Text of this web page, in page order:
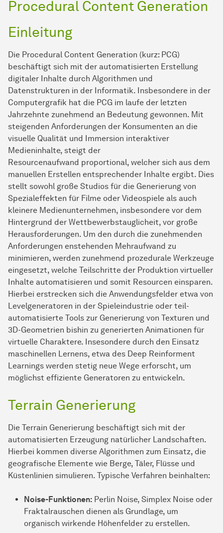
Procedural Content Generation
Einleitung
Die Procedural Content Generation (kurz: PCG)
beschäftigt sich mit der automatisierten Erstellung
digitaler Inhalte durch Algorithmen und
Datenstrukturen in der Informatik. Insbesondere in der
Computergrafik hat die PCG im laufe der letzten
Jahrzehnte zunehmend an Bedeutung gewonnen. Mit
steigenden Anforderungen der Konsumenten an die
visuelle Qualität und Immersion interaktiver
Medieninhalte, steigt der
Resourcenaufwand proportional, welcher sich aus dem
manuellen Erstellen entsprechender Inhalte ergibt. Dies
stellt sowohl große Studios für die Generierung von
Spezialeffekten für Filme oder Videospiele als auch
kleinere Medienunternehmen, insbesondere vor dem
Hintergrund der Wettbewerbstauglicheit, vor große
Herausforderungen. Um den durch die zunehmenden
Anforderungen enstehenden Mehraufwand zu
minimieren, werden zunehmend prozedurale Werkzeuge
eingesetzt, welche Teilschritte der Produktion virtueller
Inhalte automatisieren und somit Resourcen einsparen.
Hierbei erstrecken sich die Anwendungsfelder etwa von
Levelgeneratoren in der Spieleindustrie oder teil-
automatisierte Tools zur Generierung von Texturen und
3D-Geometrien bishin zu generierten Animationen für
virtuelle Charaktere. Insesondere durch den Einsatz
maschinellen Lernens, etwa des Deep Reinforment
Learnings werden stetig neue Wege erforscht, um
möglichst effiziente Generatoren zu entwickeln.
Terrain Generierung
Die Terrain Generierung beschäftigt sich mit der
automatisierten Erzeugung natürlicher Landschaften.
Hierbei kommen diverse Algorithmen zum Einsatz, die
geografische Elemente wie Berge, Täler, Flüsse und
Küstenlinien simulieren. Typische Verfahren beinhalten:
Noise-Funktionen: Perlin Noise, Simplex Noise oder
Fraktalrauschen dienen als Grundlage, um
organisch wirkende Höhenfelder zu erstellen.